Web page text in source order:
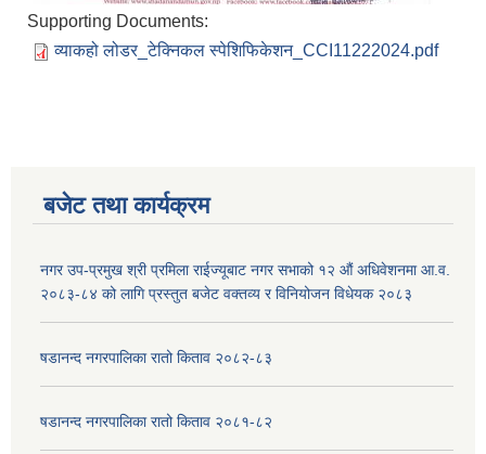
Supporting Documents:
व्याकहो लोडर_टेक्निकल स्पेशिफिकेशन_CCI11222024.pdf
बजेट तथा कार्यक्रम
नगर उप-प्रमुख श्री प्रमिला राईज्यूबाट नगर सभाको १२ ‍औं अधिवेशनमा आ.व.
२०८३-८४ को लागि प्रस्तुत बजेट वक्तव्य र विनियोजन विधेयक २०८३
षडानन्द नगरपालिका रातो किताव २०८२-८३
षडानन्द नगरपालिका रातो किताव २०८१-८२